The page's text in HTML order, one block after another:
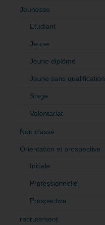
Jeunesse
Etudiant
Jeune
Jeune diplômé
Jeune sans qualification
Stage
Volontariat
Non classé
Orientation et prospective
Initiale
Professionnelle
Prospective
recrutement